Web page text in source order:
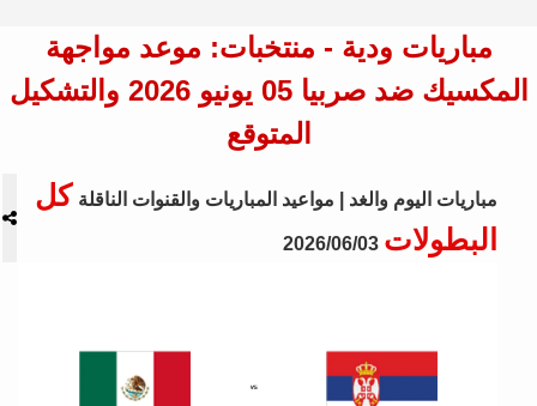
مباريات ودية - منتخبات: موعد مواجهة
المكسيك ضد صربيا 05 يونيو 2026 والتشكيل
المتوقع
مباريات اليوم والغد | مواعيد المباريات والقنوات الناقلة كل
البطولات 2026/06/03